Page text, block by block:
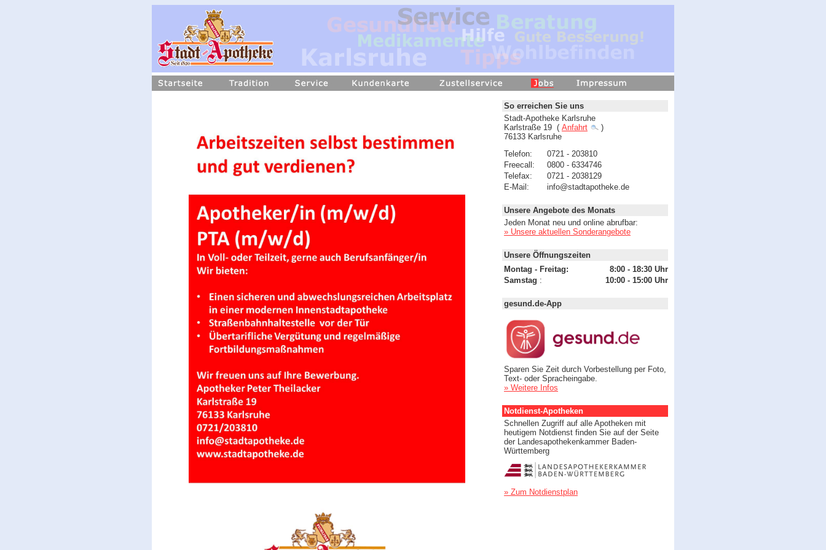
So erreichen Sie uns
Stadt-Apotheke Karlsruhe
Karlstraße 19 ( Anfahrt
)
76133 Karlsruhe
Telefon:
0721 - 203810
Freecall:
0800 - 6334746
Telefax:
0721 - 2038129
E-Mail:
info@stadtapotheke.de
Unsere Angebote des Monats
Jeden Monat neu und online abrufbar:
» Unsere aktuellen Sonderangebote
Unsere Öffnungszeiten
Montag - Freitag:
8:00 - 18:30 Uhr
Samstag : 10:00 - 15:00 Uhr
gesund.de-App
Sparen Sie Zeit durch Vorbestellung per Foto,
Text- oder Spracheingabe.
» Weitere Infos
Notdienst-Apotheken
Schnellen Zugriff auf alle Apotheken mit
heutigem Notdienst finden Sie auf der Seite
der Landesapothekenkammer Baden-
Württemberg
» Zum Notdienstplan